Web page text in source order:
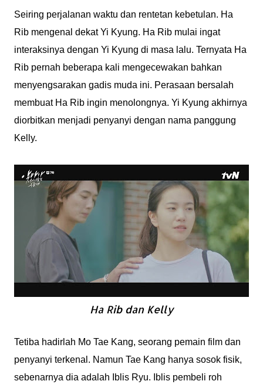
Seiring perjalanan waktu dan rentetan kebetulan. Ha
Rib mengenal dekat Yi Kyung. Ha Rib mulai ingat
interaksinya dengan Yi Kyung di masa lalu. Ternyata Ha
Rib pernah beberapa kali mengecewakan bahkan
menyengsarakan gadis muda ini. Perasaan bersalah
membuat Ha Rib ingin menolongnya. Yi Kyung akhirnya
diorbitkan menjadi penyanyi dengan nama panggung
Kelly.
Ha Rib dan Kelly
Tetiba hadirlah Mo Tae Kang, seorang pemain film dan
penyanyi terkenal. Namun Tae Kang hanya sosok fisik,
sebenarnya dia adalah Iblis Ryu. Iblis pembeli roh